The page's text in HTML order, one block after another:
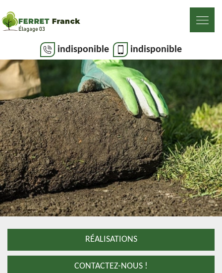
indisponible indisponible
RÉALISATIONS
CONTACTEZ-NOUS !